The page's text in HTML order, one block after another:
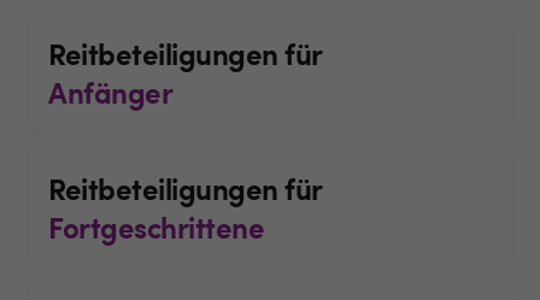
Reitbeteiligungen für
Anfänger
Reitbeteiligungen für
Fortgeschrittene